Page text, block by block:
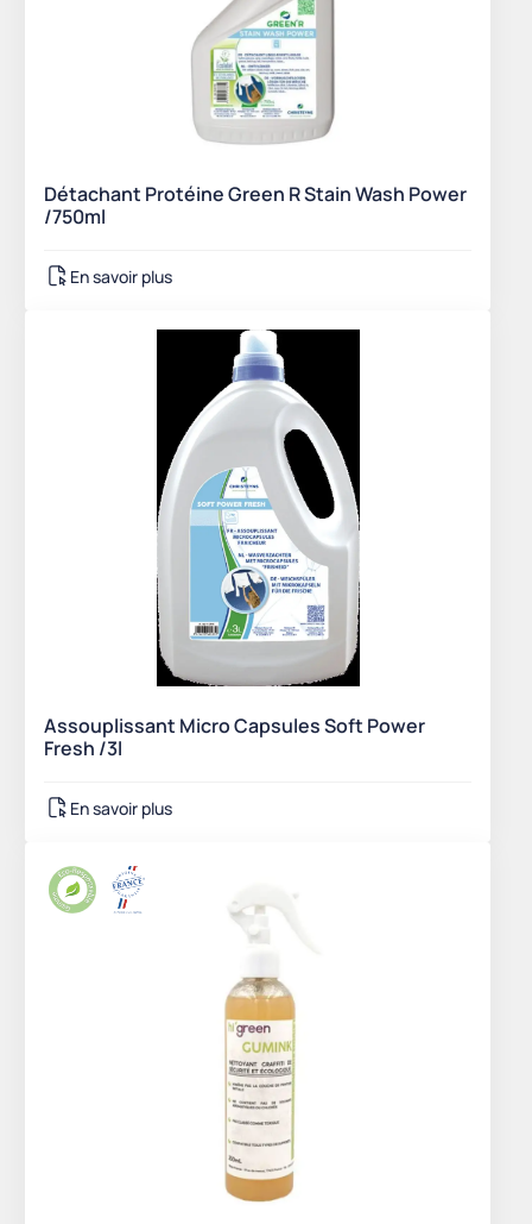
Détachant Protéine Green R Stain Wash Power
/750ml
En savoir plus
Assouplissant Micro Capsules Soft Power
Fresh /3l
En savoir plus